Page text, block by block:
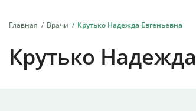
Главная Врачи Крутько Надежда Евгеньевна
Крутько